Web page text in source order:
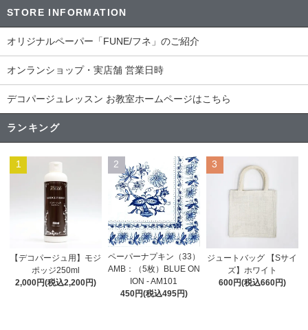
STORE INFORMATION
オリジナルペーパー「FUNE/フネ」のご紹介
オンランショップ・実店舗 営業日時
デコパージュレッスン お教室ホームページはこちら
ランキング
1
【デコパージュ用】モジ
ポッジ250ml
2,000円(税込2,200円)
2
ペーパーナプキン（33）
AMB：（5枚）BLUE ON
ION - AM101
450円(税込495円)
3
ジュートバッグ 【Sサイ
ズ】ホワイト
600円(税込660円)